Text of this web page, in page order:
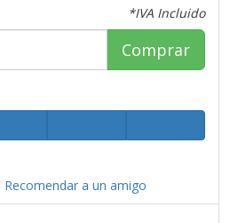
*IVA Incluido
Comprar
Recomendar a un amigo